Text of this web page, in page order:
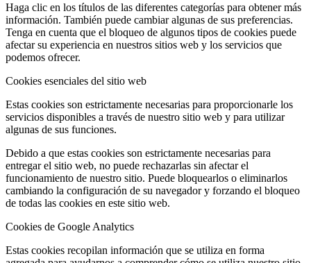
Haga clic en los títulos de las diferentes categorías para obtener más
información. También puede cambiar algunas de sus preferencias.
Tenga en cuenta que el bloqueo de algunos tipos de cookies puede
afectar su experiencia en nuestros sitios web y los servicios que
podemos ofrecer.
Cookies esenciales del sitio web
Estas cookies son estrictamente necesarias para proporcionarle los
servicios disponibles a través de nuestro sitio web y para utilizar
algunas de sus funciones.
Debido a que estas cookies son estrictamente necesarias para
entregar el sitio web, no puede rechazarlas sin afectar el
funcionamiento de nuestro sitio. Puede bloquearlos o eliminarlos
cambiando la configuración de su navegador y forzando el bloqueo
de todas las cookies en este sitio web.
Cookies de Google Analytics
Estas cookies recopilan información que se utiliza en forma